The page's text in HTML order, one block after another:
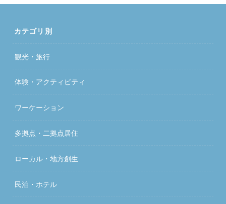
カテゴリ別
観光・旅行
体験・アクティビティ
ワーケーション
多拠点・二拠点居住
ローカル・地方創生
民泊・ホテル